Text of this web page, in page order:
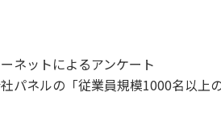
ネットによるアンケート
パネルの「従業員規模1000名以